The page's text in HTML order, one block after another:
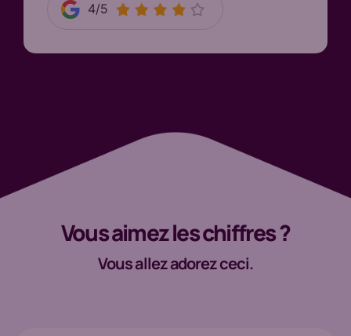
4/5
Vous aimez les chiffres ?
Vous allez adorez ceci.